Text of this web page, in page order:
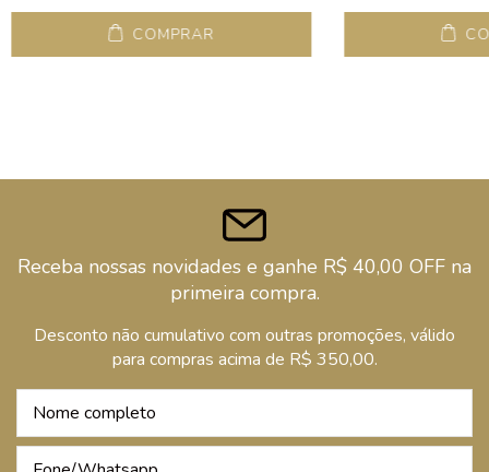
COMPRAR
Receba nossas novidades e ganhe R$ 40,00 OFF na
primeira compra.
Desconto não cumulativo com outras promoções, válido
para compras acima de R$ 350,00.